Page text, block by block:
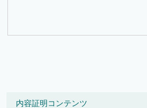
内容証明コンテンツ